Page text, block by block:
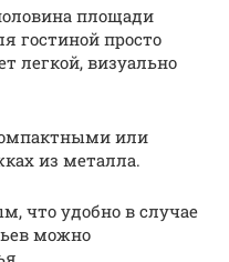
площади
гостиной просто
легкой, визуально
или
из металла.
что удобно в случае
можно